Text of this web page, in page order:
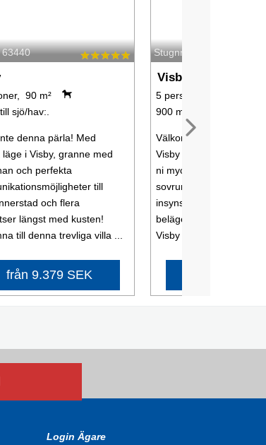
63440
90 m²
sjö/hav:.
denna pärla! Med
läge i Visby, granne med
och perfekta
till
och flera
längst med kusten!
till denna trevliga villa ...
från 9.379 SEK
Stugnr: 54446
Visby
5 personer, 130 m²
900 m till sjö/hav:.
Välkomna till detta
Visby på idylliska
ni mycket bekvämt med
sovrum, sällskapsytor
insynsskyddad
beläget med
Visby har ...
Login Ägare